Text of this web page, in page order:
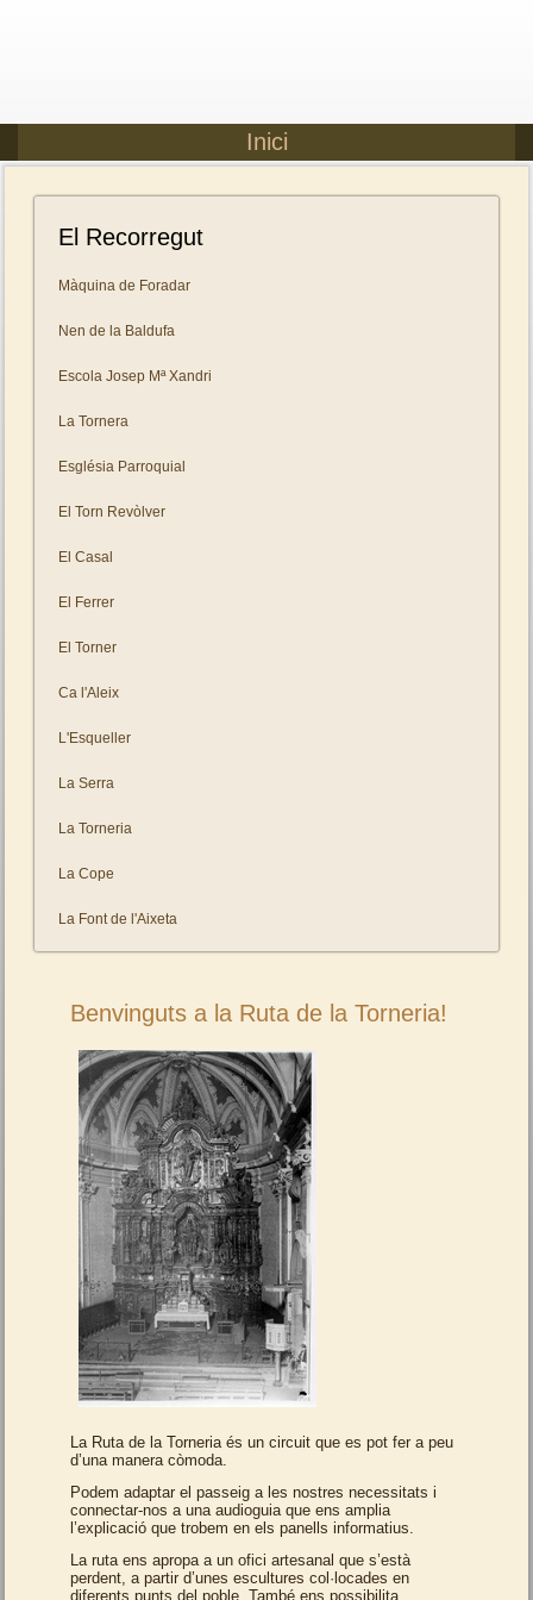
Inici
El Recorregut
Màquina de Foradar
Nen de la Baldufa
Escola Josep Mª Xandri
La Tornera
Església Parroquial
El Torn Revòlver
El Casal
El Ferrer
El Torner
Ca l'Aleix
L'Esqueller
La Serra
La Torneria
La Cope
La Font de l'Aixeta
Benvinguts a la Ruta de la Torneria!
La Ruta de la Torneria és un circuit que es pot fer a peu
d’una manera còmoda.
Podem adaptar el passeig a les nostres necessitats i
connectar-nos a una audioguia que ens amplia
l’explicació que trobem en els panells informatius.
La ruta ens apropa a un ofici artesanal que s’està
perdent, a partir d’unes escultures col·locades en
diferents punts del poble. També ens possibilita